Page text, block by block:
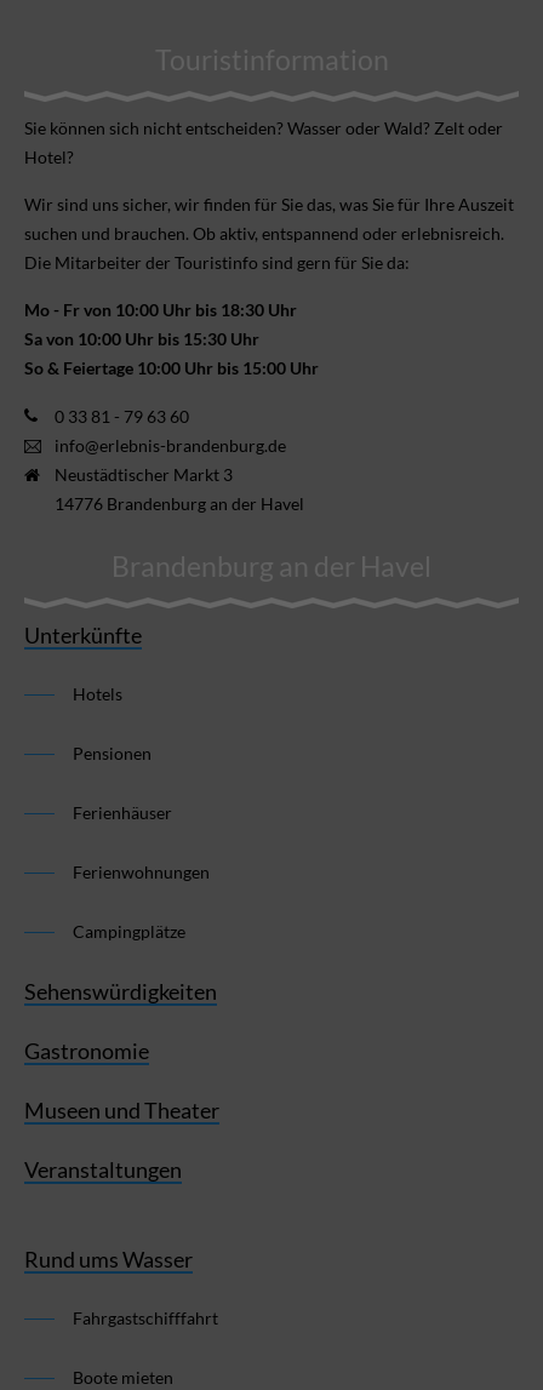
Touristinformation
Sie können sich nicht ent­scheiden? Wasser oder Wald? Zelt oder
Hotel?
Wir sind uns sicher, wir finden für Sie das, was Sie für Ihre Aus­zeit
suchen und brauchen. Ob aktiv, ent­spannend oder erlebnis­reich.
Die Mitarbeiter der Touristinfo sind gern für Sie da:
Mo - Fr von 10:00 Uhr bis 18:30 Uhr
Sa von 10:00 Uhr bis 15:30 Uhr
So & Feiertage 10:00 Uhr bis 15:00 Uhr
0 33 81 - 79 63 60
info@erlebnis-brandenburg.de
Neustädtischer Markt 3
14776 Brandenburg an der Havel
Brandenburg an der Havel
Unterkünfte
Hotels
Pensionen
Ferienhäuser
Ferienwohnungen
Campingplätze
Sehenswürdigkeiten
Gastronomie
Museen und Theater
Veranstaltungen
Rund ums Wasser
Fahrgastschifffahrt
Boote mieten